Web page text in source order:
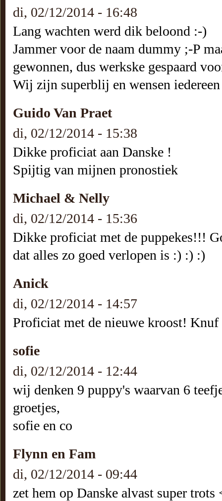
di, 02/12/2014 - 16:48
Lang wachten werd dik beloond :-)
Jammer voor de naam dummy ;-P
gewonnen, dus werkske gespaard
Wij zijn superblij en wensen
Guido Van Praet
di, 02/12/2014 - 15:38
Dikke proficiat aan Danske !
Spijtig van mijnen pronostiek
Michael & Nelly
di, 02/12/2014 - 15:36
Dikke proficiat met de puppekes!!!
dat alles zo goed verlopen is :) :) :)
Anick
di, 02/12/2014 - 14:57
Proficiat met de nieuwe kroost! Knuf
sofie
di, 02/12/2014 - 12:44
wij denken 9 puppy's waarvan 6
groetjes,
sofie en co
Flynn en Fam
di, 02/12/2014 - 09:44
zet hem op Danske alvast super